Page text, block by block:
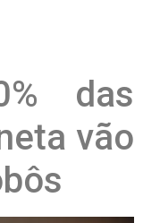
das
vão